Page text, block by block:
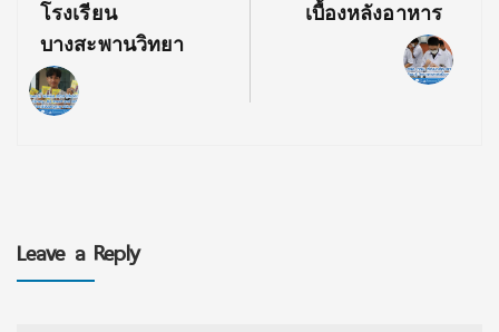
โรงเรียน
บางสะพานวิทยา
เบื้องหลังอาหาร
Leave a Reply